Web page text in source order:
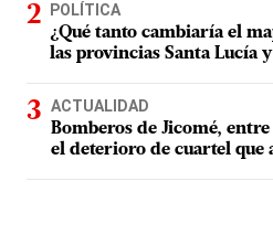
POLÍTICA
¿Qué tanto cambiaría el
las provincias Santa Lucía
ACTUALIDAD
Bomberos de Jicomé,
el deterioro de cuartel que